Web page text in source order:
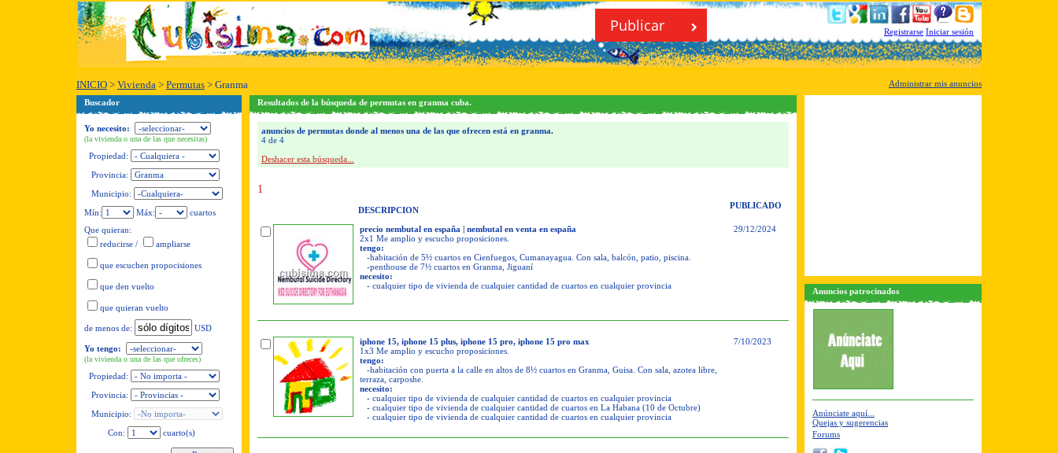
Publicar Registrarse Iniciar sesión
INICIO > Vivienda > Permutas > Granma
Administrar mis anuncios
Buscador
Yo necesito:
(la vivienda o una de las que necesitas)
Propiedad:
Provincia:
Municipio:
Mín:
Máx:
cuartos
Que quieran:
reducirse / ampliarse
que escuchen propocisiones
que den vuelto
que quieran vuelto
de menos de: USD
Yo tengo:
(la vivienda o una de las que ofreces)
Propiedad:
Provincia:
Municipio:
Con:
cuarto(s)
Resultados de la búsqueda de permutas en granma cuba.
anuncios de permutas donde al menos una de las que ofrecen está en granma.
4 de 4
Deshacer esta búsqueda...
1
DESCRIPCION PUBLICADO
precio nembutal en españa | nembutal en venta en españa
2x1 Me amplio y escucho proposiciones.
tengo:
-habitación de 5½ cuartos en Cienfuegos, Cumanayagua. Con sala, balcón, patio, piscina.
-penthouse de 7½ cuartos en Granma, Jiguaní
necesito:
- cualquier tipo de vivienda de cualquier cantidad de cuartos en cualquier provincia
29/12/2024
iphone 15, iphone 15 plus, iphone 15 pro, iphone 15 pro max
1x3 Me amplio y escucho proposiciones.
tengo:
-habitación con puerta a la calle en altos de 8½ cuartos en Granma, Guisa. Con sala, azotea libre,
terraza, carposhe.
necesito:
- cualquier tipo de vivienda de cualquier cantidad de cuartos en cualquier provincia
- cualquier tipo de vivienda de cualquier cantidad de cuartos en La Habana (10 de Octubre)
- cualquier tipo de vivienda de cualquier cantidad de cuartos en cualquier provincia
7/10/2023
Anuncios patrocinados
Anúnciate aquí...
Quejas y sugerencias
Forums